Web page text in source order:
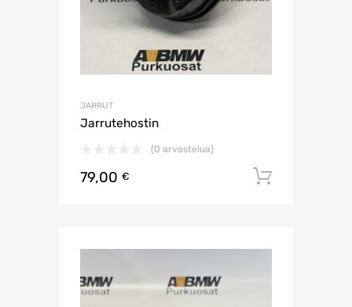
JARRUT
Jarrutehostin
(0 arvostelua)
79,00 €